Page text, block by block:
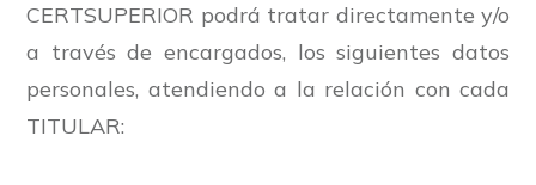
CERTSUPERIOR podrá tratar directamente y/o
a través de encargados, los siguientes datos
personales, atendiendo a la relación con cada
TITULAR: